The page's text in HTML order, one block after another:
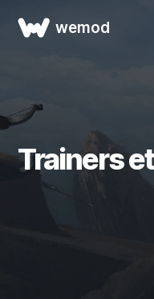
wemod
Trainers